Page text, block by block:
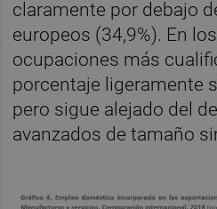
claramente por debajo
europeos (34,9%). En
ocupaciones más
porcentaje ligeramente
pero sigue alejado del
avanzados de tamaño